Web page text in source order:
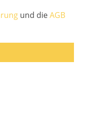
und dieAGB